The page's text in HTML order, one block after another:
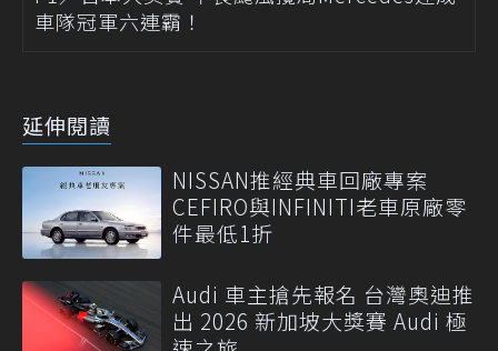
車隊冠軍六連霸！
延伸閱讀
NISSAN推經典車回廠專案
CEFIRO與INFINITI老車原廠零
件最低1折
Audi 車主搶先報名 台灣奧迪推
出 2026 新加坡大獎賽 Audi 極